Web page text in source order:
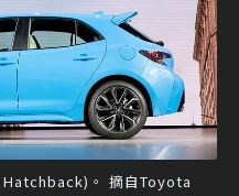
。 摘自Toyota